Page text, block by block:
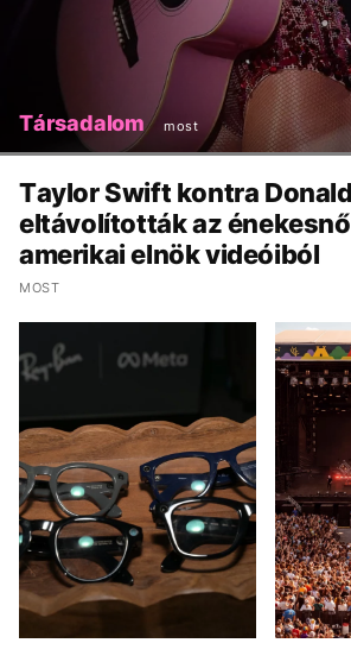
Társadalom most
Taylor Swift kontra
eltávolították az
amerikai elnök videóiból
MOST